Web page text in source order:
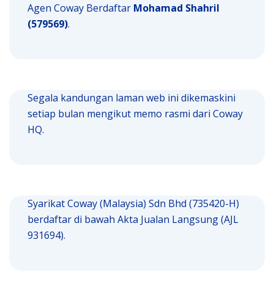
Agen Coway Berdaftar Mohamad Shahril
(579569).
Segala kandungan laman web ini dikemaskini
setiap bulan mengikut memo rasmi dari Coway
HQ.
Syarikat Coway (Malaysia) Sdn Bhd (735420-H)
berdaftar di bawah Akta Jualan Langsung (AJL
931694).